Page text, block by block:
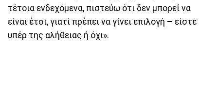
τέτοια ενδεχόμενα, πιστεύω ότι δεν μπορεί να
είναι έτσι, γιατί πρέπει να γίνει επιλογή – είστε
υπέρ της αλήθειας ή όχι».